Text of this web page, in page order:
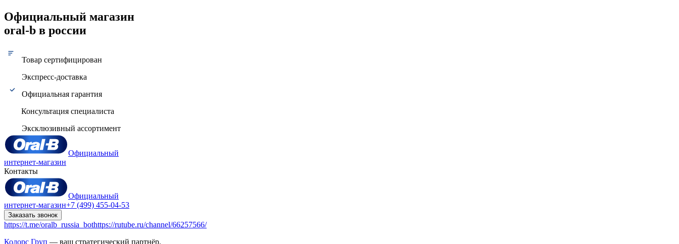
Официальный магазин
oral-b в россии
Товар сертифицирован
Экспресс-доставка
Официальная гарантия
Консультация специалиста
Эксклюзивный ассортимент
Официальный
интернет-магазин
Контакты
Официальный
интернет-магазин+7 (499) 455-04-53
Заказать звонок
https://t.me/oralb_russia_bothttps://rutube.ru/channel/66257566/
Колорс Груп — ваш стратегический партнёр.